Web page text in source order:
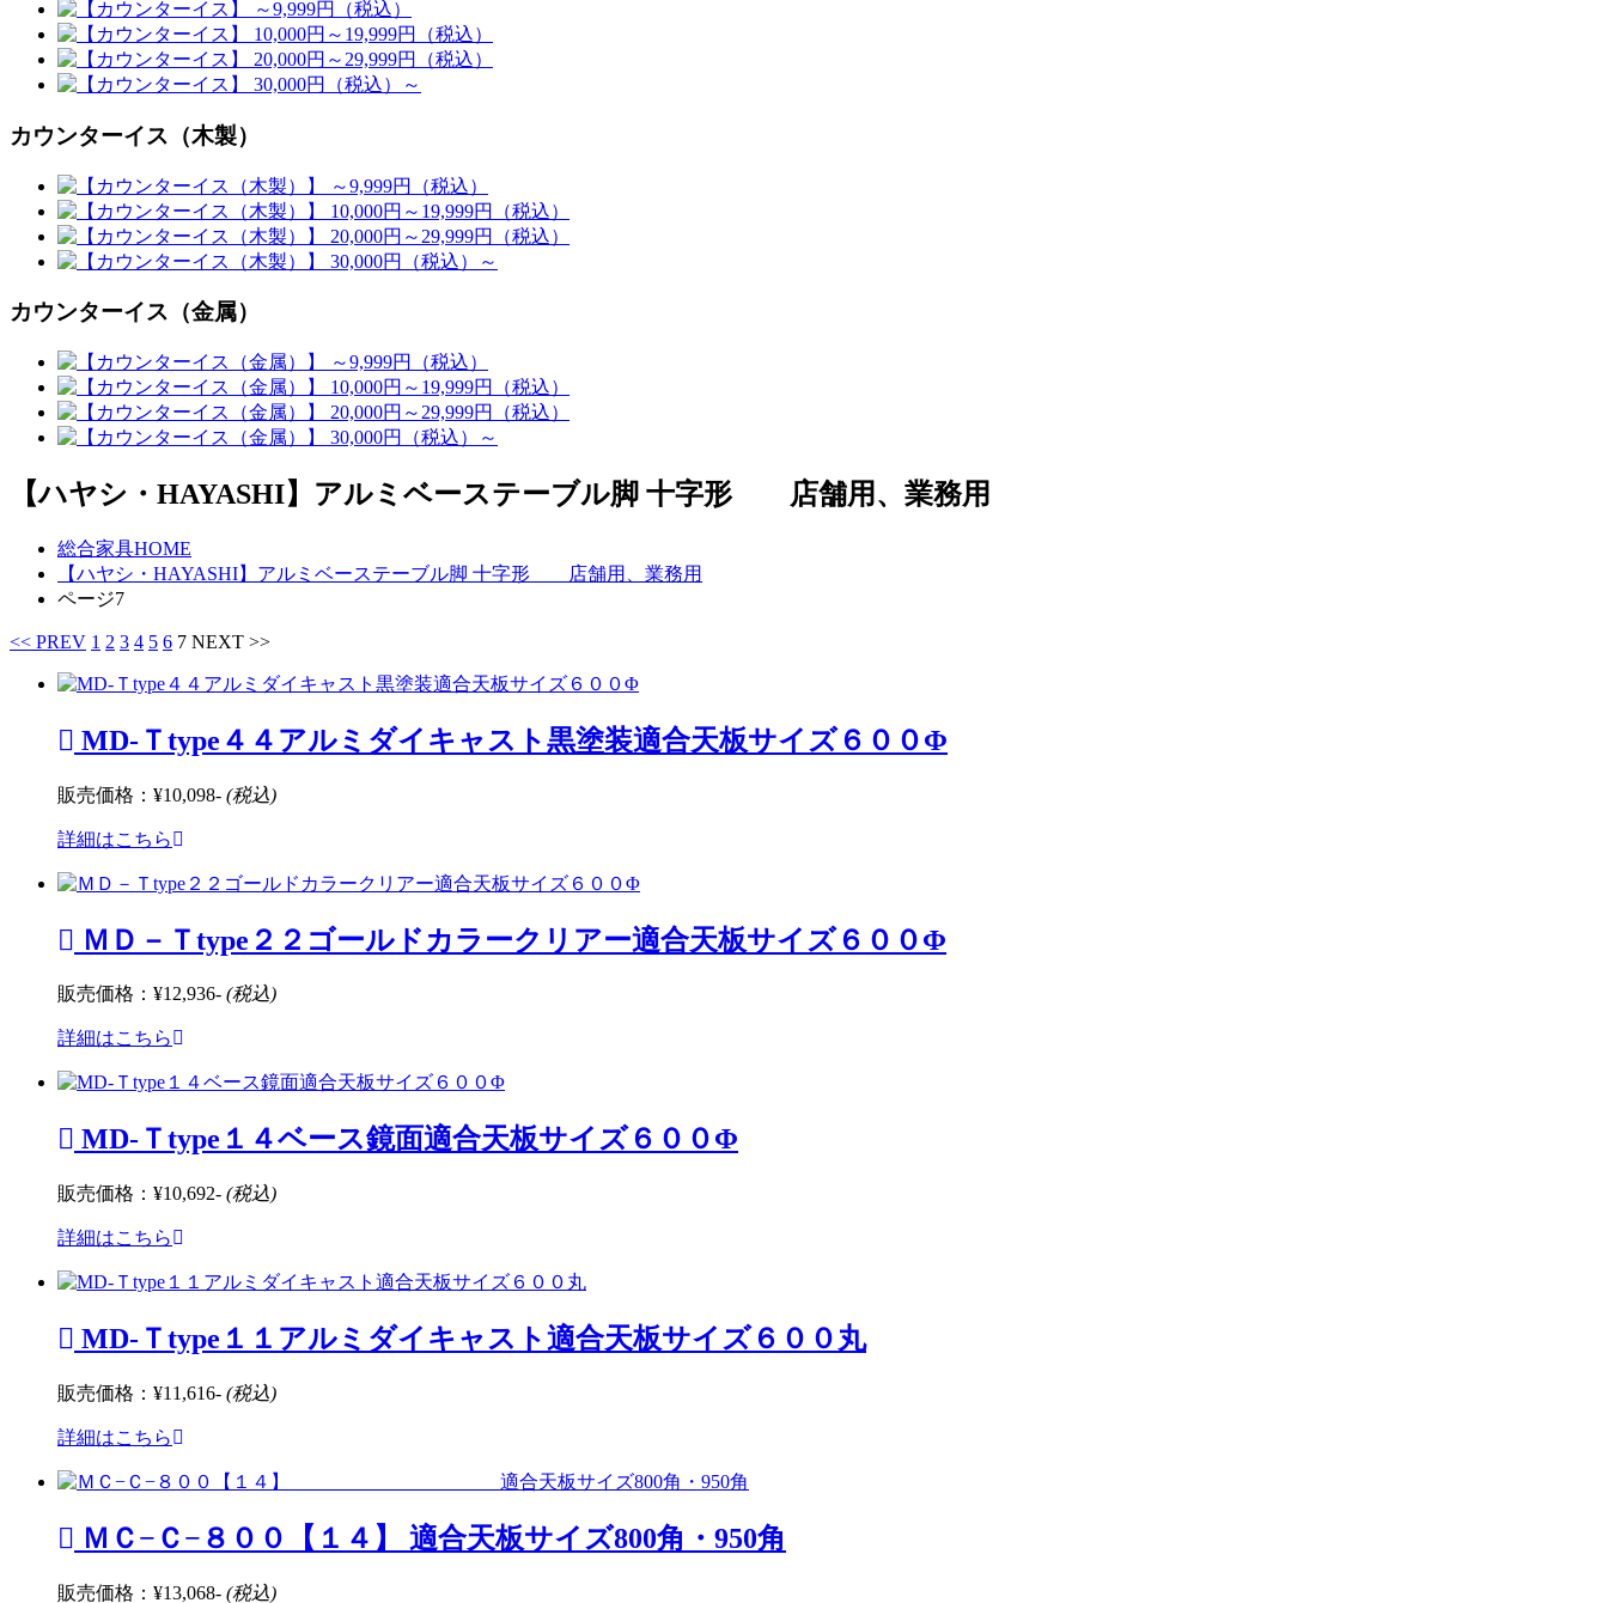
カウンターイス（木製）
カウンターイス（金属）
【ハヤシ・HAYASHI】アルミベーステーブル脚 十字形 店舗用、業務用
総合家具HOME
【ハヤシ・HAYASHI】アルミベーステーブル脚 十字形 店舗用、業務用
ページ7
<< PREV 1 2 3 4 5 6 7 NEXT >>
MD-Ｔtype４４アルミダイキャスト黒塗装適合天板サイズ６００Φ
販売価格： ¥10,098- (税込)
詳細はこちら
ＭＤ－Ｔtype２２ゴールドカラークリアー適合天板サイズ６００Φ
販売価格： ¥12,936- (税込)
詳細はこちら
MD-Ｔtype１４ベース鏡面適合天板サイズ６００Φ
販売価格： ¥10,692- (税込)
詳細はこちら
MD-Ｔtype１１アルミダイキャスト適合天板サイズ６００丸
販売価格： ¥11,616- (税込)
詳細はこちら
ＭＣ−Ｃ−８００【１４】 適合天板サイズ800角・950角
販売価格： ¥13,068- (税込)